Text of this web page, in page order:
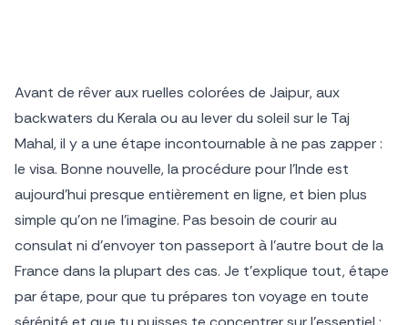
Avant de rêver aux ruelles colorées de Jaipur, aux
backwaters du Kerala ou au lever du soleil sur le Taj
Mahal, il y a une étape incontournable à ne pas zapper :
le visa. Bonne nouvelle, la procédure pour l’Inde est
aujourd’hui presque entièrement en ligne, et bien plus
simple qu’on ne l’imagine. Pas besoin de courir au
consulat ni d’envoyer ton passeport à l’autre bout de la
France dans la plupart des cas. Je t’explique tout, étape
par étape, pour que tu prépares ton voyage en toute